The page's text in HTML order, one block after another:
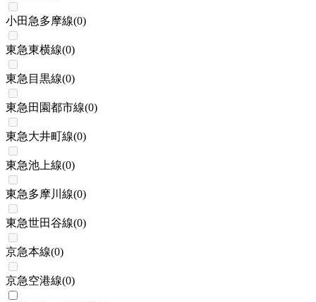
小田急多摩線(0)
東急東横線(0)
東急目黒線(0)
東急田園都市線(0)
東急大井町線(0)
東急池上線(0)
東急多摩川線(0)
東急世田谷線(0)
京急本線(0)
京急空港線(0)